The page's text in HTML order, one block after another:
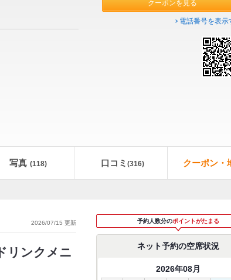
クーポンを見る
電話番号を表示
写真 (118) 口コミ (316) クーポン・
2026/07/15 更新
リンクメニ
予約人数分のポイントがたまる
ネット予約の空席状況
2026年08月